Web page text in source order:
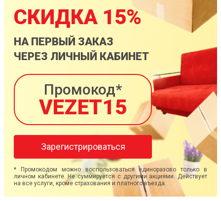
СКИДКА 15%
НА ПЕРВЫЙ ЗАКАЗ
ЧЕРЕЗ ЛИЧНЫЙ КАБИНЕТ
Промокод*
VEZET15
Зарегистрироваться
* Промокодом можно воспользоваться единоразово только в
личном кабинете. Не суммируется с другими акциями. Действует
на все услуги, кроме страхования и платного въезда.